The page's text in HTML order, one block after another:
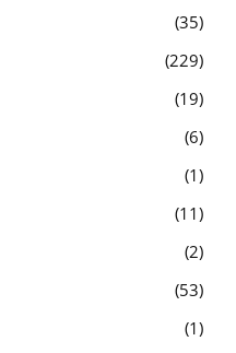
35
229
19
6
1
11
2
53
1